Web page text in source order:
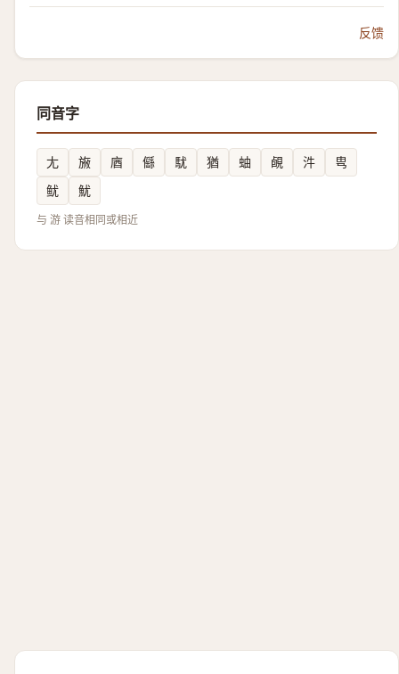
反馈
同音字
尢 㫍 庮 㒡 駀 猶 蚰 䚃 汼
㽕
鱿
魷
与 游 读音相同或相近